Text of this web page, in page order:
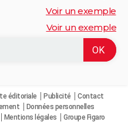
Voir un exemple
Voir un exemple
éditoriale Publicité
Contact
Données personnelles
Mentions légales Groupe Figaro